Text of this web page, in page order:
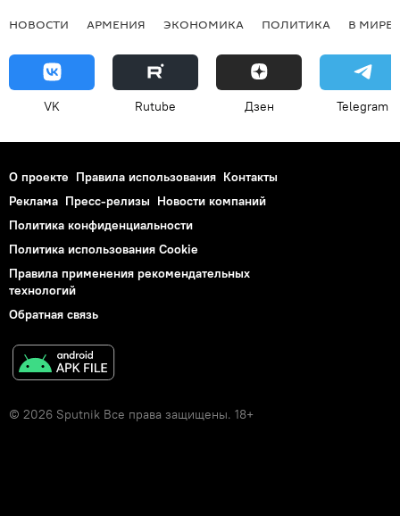
НОВОСТИ АРМЕНИЯ ЭКОНОМИКА ПОЛИТИКА В МИРЕ
VK Rutube Дзен Telegram
О проекте Правила использования Контакты
Реклама Пресс-релизы Новости компаний
Политика конфиденциальности
Политика использования Cookie
Правила применения рекомендательных
технологий
Обратная связь
© 2026 Sputnik Все права защищены. 18+